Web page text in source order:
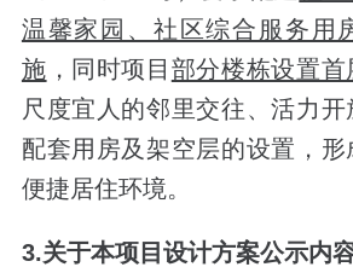
温馨家园、社区综合服务用
施 ，同时项目 部分楼栋设置首
尺度宜人的邻里交往、活力开
配套用房及架空层的设置，
便捷居住环境。
3.关于本项目设计方案公示内